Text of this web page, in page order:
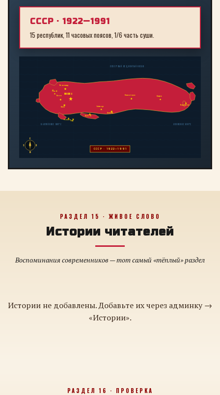
СССР · 1922—1991
15 республик, 11 часовых поясов, 1/6 часть суши.
МОСКВА
Ленинград
Киев
Минск
Ташкент
Алма-Ата
Байконур
Новосибирск Иркутск
Владивосток
ТбилисиБаку
Рига
С
Ю
З
В
СССР · 1922—1991
БАЛТИЙСКОЕ МОРЕ
СЕВЕРНЫЙ ЛЕДОВИТЫЙ ОКЕАН
ЯПОНСКОЕ МОРЕ
РАЗДЕЛ 15 · ЖИВОЕ СЛОВО
Истории читателей
Воспоминания современников — тот самый «тёплый» раздел
Истории не добавлены. Добавьте их через админку →
«Истории».
РАЗДЕЛ 16 · ПРОВЕРКА